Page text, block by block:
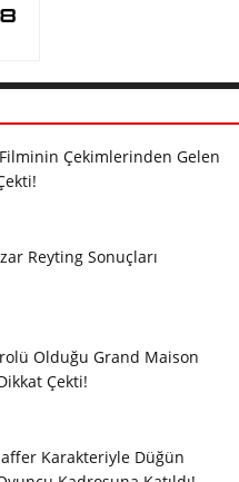
Çekimlerinden Gelen
Reyting Sonuçları
Olduğu Grand Maison
Çekti!
Karakteriyle Düğün